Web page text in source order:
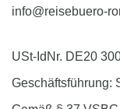
info@reisebuero-
USt-IdNr. DE20
Geschäftsführung: